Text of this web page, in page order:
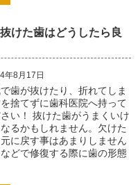
けた歯はどうしたら良
年8月17日
歯が抜けたり、折れてしま
捨てずに歯科医院へ持って
い！ 抜けた歯がうまくいけ
るかもしれません。欠けた
に戻す事はあまりしません
どで修復する際に歯の形態